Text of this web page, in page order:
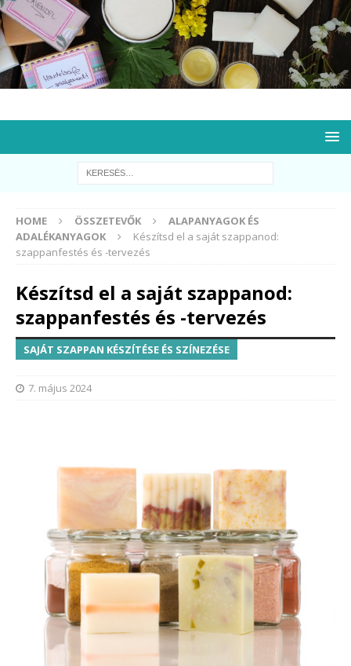
HOME ÖSSZETEVŐK
ALAPANYAGOK ÉS
ADALÉKANYAGOK
Készítsd el a saját szappanod:
szappanfestés és -tervezés
Készítsd el a saját szappanod:
szappanfestés és -tervezés
SAJÁT SZAPPAN KÉSZÍTÉSE ÉS SZÍNEZÉSE
7. május 2024